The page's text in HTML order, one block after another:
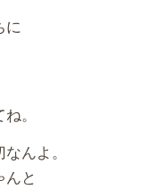
に
。
んよ。
と